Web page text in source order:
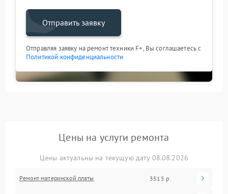
Отправить заявку
Отправляя заявку на ремонт техники F+, Вы соглашаетесь с
Политикой конфиденциальности
Цены на услуги ремонта
Цены актуальны на текущую дату 08.08.2026
Ремонт материнской платы 3515 р